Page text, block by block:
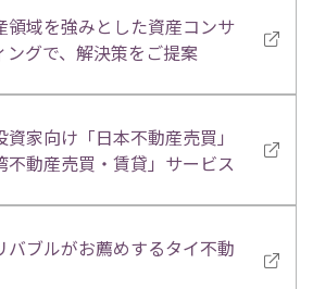
領域を強みとした資産コンサ
ングで、解決策をご提案
資家向け「日本不動産売買」
不動産売買・賃貸」サービス
バブルがお薦めするタイ不動